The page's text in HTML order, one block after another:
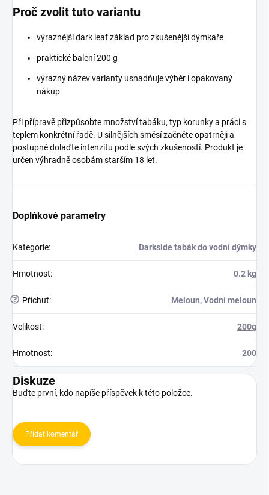
Proč zvolit tuto variantu
výraznější dark leaf základ pro zkušenější dýmkaře
praktické balení 200 g
výrazný název varianty usnadňuje výběr i opakovaný
nákup
Při přípravě přizpůsobte množství tabáku, typ korunky a práci s
teplem konkrétní řadě. U silnějších směsí začněte opatrněji a
postupně dolaďte intenzitu podle svých zkušeností. Produkt je
určen výhradně osobám starším 18 let.
Doplňkové parametry
Kategorie: Darkside tabák do vodní dýmky
Hmotnost: 0.2 kg
? Příchuť: Meloun,Vodní meloun
Velikost: 200g
Hmotnost: 200
Diskuze
Buďte první, kdo napíše příspěvek k této položce.
Přidat komentář